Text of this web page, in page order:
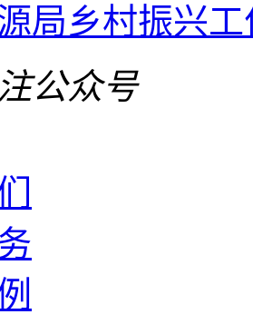
局乡村振兴
公众号